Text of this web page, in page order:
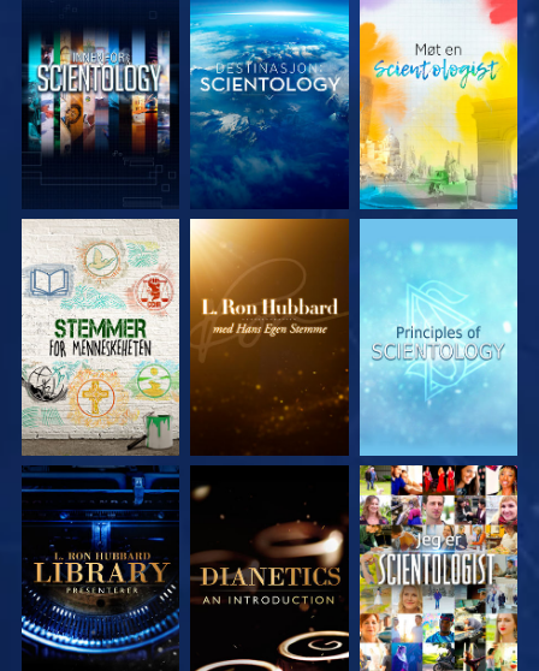
UTFORSK SERIEN UTFORSK SERIEN UTFORSK SERIEN
UTFORSK SERIEN UTFORSK SERIEN SE